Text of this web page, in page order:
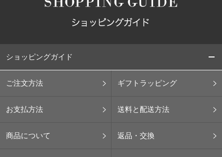
ショッピングガイド
ご注文方法 ギフトラッピング
お支払方法 送料と配送方法
商品について 返品・交換